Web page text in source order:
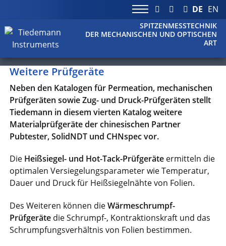
DE EN
SPITZENMESSTECHNIK
DER MECHANISCHEN UND OPTISCHEN
ART
Weitere Prüfgeräte
Neben den Katalogen für Permeation, mechanischen
Prüfgeräten sowie Zug- und Druck-Prüfgeräten stellt
Tiedemann in diesem vierten Katalog weitere
Materialprüfgeräte der chinesischen Partner
Pubtester, SolidNDT und CHNspec vor.
Die Heißsiegel- und Hot-Tack-Prüfgeräte ermitteln die
optimalen Versiegelungsparameter wie Temperatur,
Dauer und Druck für Heißsiegelnähte von Folien.
Des Weiteren können dieWärmeschrumpf-
Prüfgeräte die Schrumpf-, Kontraktionskraft und das
Schrumpfungsverhältnis von Folien bestimmen.